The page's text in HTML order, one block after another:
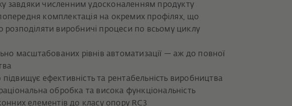
завдяки численним удосконаленням продукту
комплектація на окремих профілях, що
розподіляти виробничі процеси по всьому циклу
масштабованих рівнів автоматизації — аж до повної
ефективність та рентабельність виробництва
обробка та висока функціональність
елементів до класу опору RC3